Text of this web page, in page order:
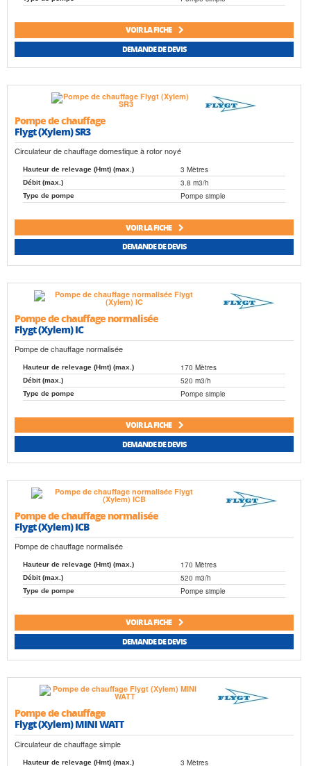
VOIR LA FICHE
DEMANDE DE DEVIS
Pompe de chauffage
Flygt (Xylem) SR3
Circulateur de chauffage domestique à rotor noyé
Hauteur de relevage (Hmt) (max.) 3 Mètres
Débit (max.) 3.8 m3/h
Type de pompe Pompe simple
VOIR LA FICHE
DEMANDE DE DEVIS
Pompe de chauffage normalisée
Flygt (Xylem) IC
Pompe de chauffage normalisée
Hauteur de relevage (Hmt) (max.) 170 Mètres
Débit (max.) 520 m3/h
Type de pompe Pompe simple
VOIR LA FICHE
DEMANDE DE DEVIS
Pompe de chauffage normalisée
Flygt (Xylem) ICB
Pompe de chauffage normalisée
Hauteur de relevage (Hmt) (max.) 170 Mètres
Débit (max.) 520 m3/h
Type de pompe Pompe simple
VOIR LA FICHE
DEMANDE DE DEVIS
Pompe de chauffage
Flygt (Xylem) MINI WATT
Circulateur de chauffage simple
Hauteur de relevage (Hmt) (max.) 3 Mètres